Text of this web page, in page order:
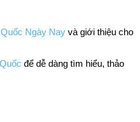
Ngày Nay và giới thiệu cho
để dễ dàng tìm hiểu, thảo